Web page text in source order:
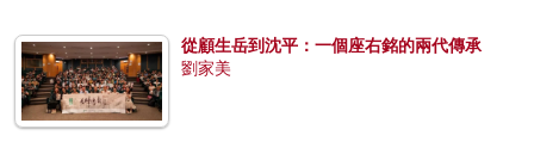
從顧生岳到沈平：一個座右銘的兩代傳承
劉家美